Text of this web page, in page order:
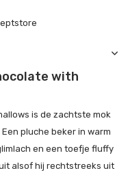
with
is de zachtste mok
pluche beker in warm
en een toefje fluffy
alsof hij rechtstreeks uit